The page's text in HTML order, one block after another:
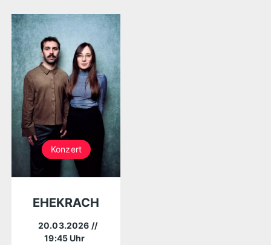
Konzert
EHEKRACH
20.03.2026 //
19:45 Uhr